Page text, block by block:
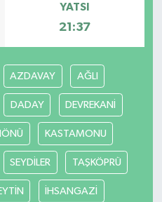
YATSI
21:37
AZDAVAY AĞLI
DADAY DEVREKANİ
KASTAMONU
SEYDİLER TAŞKÖPRÜ
İHSANGAZİ